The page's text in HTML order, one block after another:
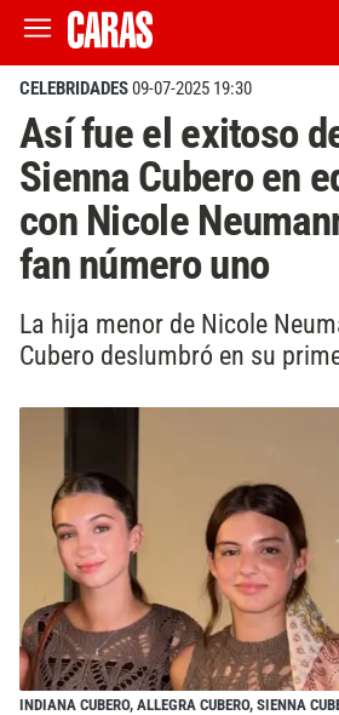
CELEBRIDADES09-07-2025 19:30
Así fue el exitoso
Sienna Cubero en
con Nicole
fan número uno
La hija menor de Nicole
Cubero deslumbró en su
INDIANA CUBERO, ALLEGRA CUBERO, SIENNA